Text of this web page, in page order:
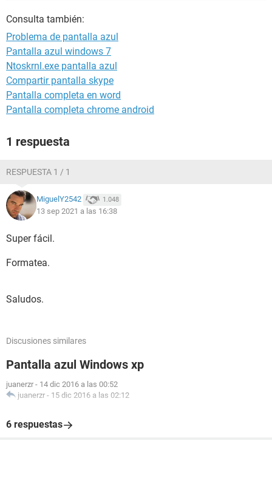
Consulta también:
Problema de pantalla azul
Pantalla azul windows 7
Ntoskrnl.exe pantalla azul
Compartir pantalla skype
Pantalla completa en word
Pantalla completa chrome android
1 respuesta
RESPUESTA 1 / 1
MiguelY2542 1.048
13 sep 2021 a las 16:38
Super fácil.
Formatea.
Saludos.
Discusiones similares
Pantalla azul Windows xp
juanerzr - 14 dic 2016 a las 00:52
juanerzr - 15 dic 2016 a las 02:12
6 respuestas